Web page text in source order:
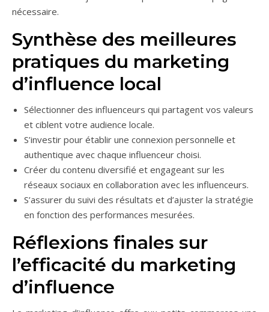
nécessaire.
Synthèse des meilleures
pratiques du marketing
d’influence local
Sélectionner des influenceurs qui partagent vos valeurs
et ciblent votre audience locale.
S’investir pour établir une connexion personnelle et
authentique avec chaque influenceur choisi.
Créer du contenu diversifié et engageant sur les
réseaux sociaux en collaboration avec les influenceurs.
S’assurer du suivi des résultats et d’ajuster la stratégie
en fonction des performances mesurées.
Réflexions finales sur
l’efficacité du marketing
d’influence